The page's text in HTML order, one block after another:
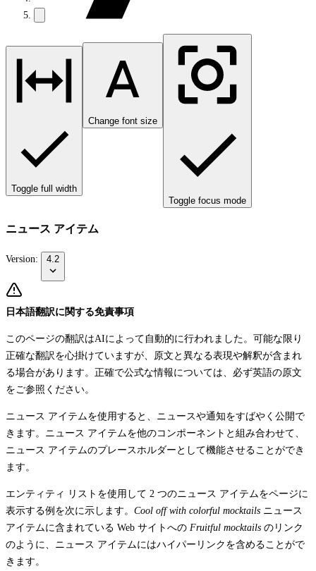
Toggle full width
Change font size
Toggle focus mode
ニュース アイテム
Version: 4.2
日本語翻訳に関する免責事項
このページの翻訳はAIによって自動的に行われました。可能な限り
正確な翻訳を心掛けていますが、原文と異なる表現や解釈が含まれ
る場合があります。正確で公式な情報については、必ず英語の原文
をご参照ください。
ニュース アイテムを使用すると、ニュースや通知をすばやく公開で
きます。ニュース アイテムを他のコンポーネントと組み合わせて、
ニュース アイテムのプレースホルダーとして機能させることができ
ます。
エンティティ リストを使用して 2 つのニュース アイテムをページに
表示する例を次に示します。 Cool off with colorful mocktails ニュース
アイテムに含まれている Web サイトへの Fruitful mocktails のリンク
のように、ニュース アイテムにはハイパーリンクを含めることがで
きます。